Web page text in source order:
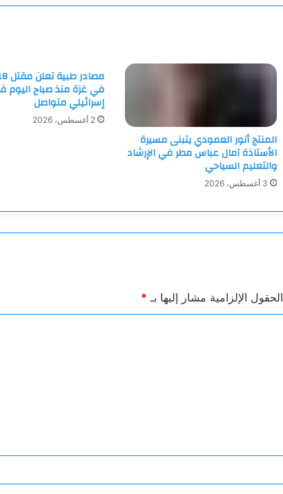
المنتج أنور العمودي يتبنى مسيرة
الأستاذة آمال عباس مطر في الإرشاد
والتعليم السياحي
3 أغسطس، 2026
في غزة منذ صباح
إسرائيلي متواصل
2 أغسطس، 2026
الحقول الإلزامية مشار إليها بـ *